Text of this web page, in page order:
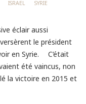
ISRAEL
SYRIE
éclair aussi
le président
en Syrie. C’était
été vaincus, non
la victoire en 2015 et